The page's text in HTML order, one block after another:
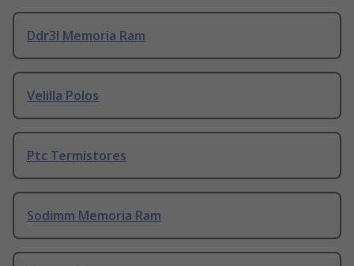
Ddr3l Memoria Ram
Velilla Polos
Ptc Termistores
Sodimm Memoria Ram